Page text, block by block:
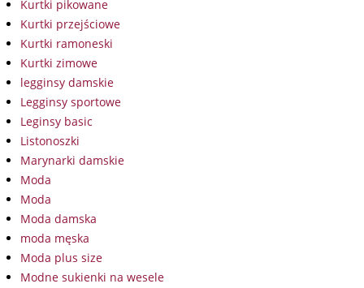
Kurtki pikowane
Kurtki przejściowe
Kurtki ramoneski
Kurtki zimowe
legginsy damskie
Legginsy sportowe
Leginsy basic
Listonoszki
Marynarki damskie
Moda
Moda
Moda damska
moda męska
Moda plus size
Modne sukienki na wesele